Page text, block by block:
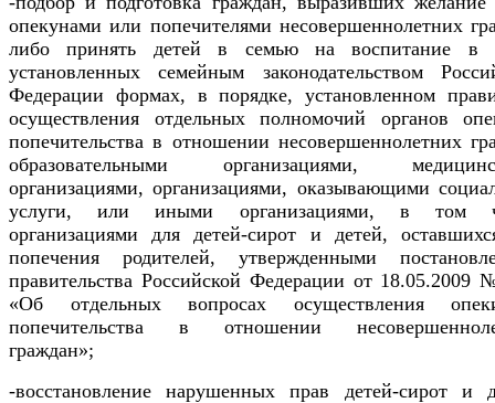
опекунами или попечителями несовершеннолетних
либо принять детей в семью на воспитание в
установленных семейным законодательством
Федерации формах, в порядке, установленном
осуществления отдельных полномочий органов
попечительства в отношении несовершеннолетних
образовательными организациями,
организациями, организациями, оказывающими
услуги, или иными организациями, в том
организациями для детей-сирот и детей,
попечения родителей, утвержденными
правительства Российской Федерации от 18.05.2009
«Об отдельных вопросах осуществления
попечительства в отношении
граждан»;
-восстановление нарушенных прав детей-сирот и